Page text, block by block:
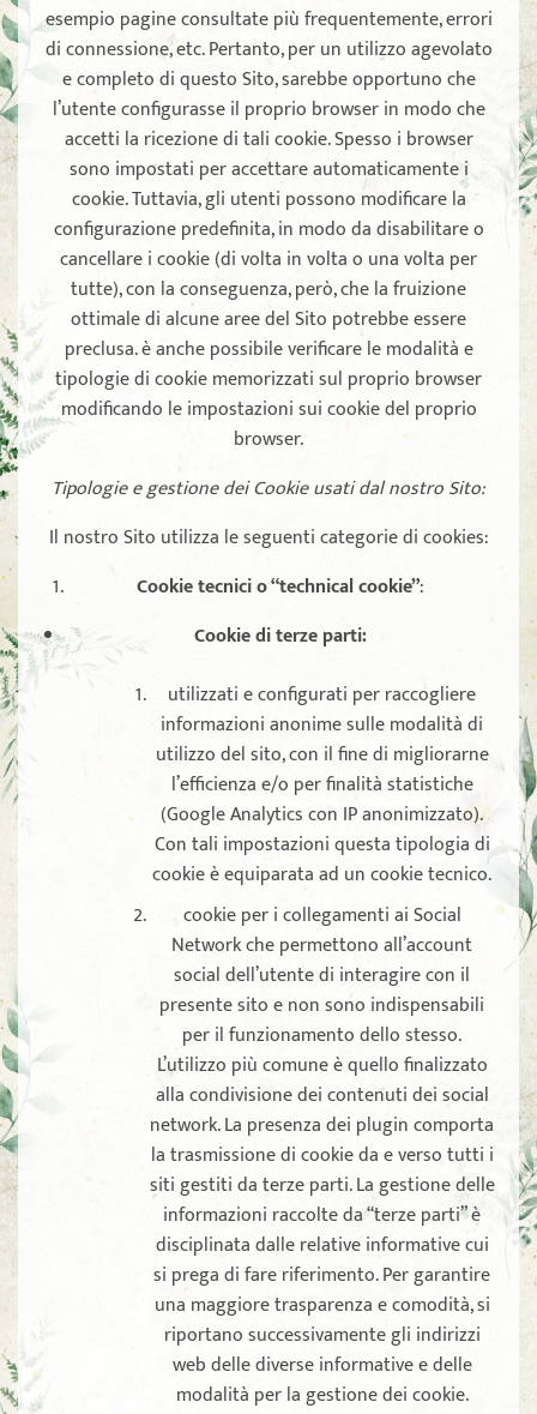
esempio pagine consultate più frequentemente, errori
di connessione, etc. Pertanto, per un utilizzo agevolato
e completo di questo Sito, sarebbe opportuno che
l’utente configurasse il proprio browser in modo che
accetti la ricezione di tali cookie. Spesso i browser
sono impostati per accettare automaticamente i
cookie. Tuttavia, gli utenti possono modificare la
configurazione predefinita, in modo da disabilitare o
cancellare i cookie (di volta in volta o una volta per
tutte), con la conseguenza, però, che la fruizione
ottimale di alcune aree del Sito potrebbe essere
preclusa. è anche possibile verificare le modalità e
tipologie di cookie memorizzati sul proprio browser
modificando le impostazioni sui cookie del proprio
browser.
Tipologie e gestione dei Cookie usati dal nostro Sito:
Il nostro Sito utilizza le seguenti categorie di cookies:
Cookie tecnici o “technical cookie”:
Cookie di terze parti:
utilizzati e configurati per raccogliere
informazioni anonime sulle modalità di
utilizzo del sito, con il fine di migliorarne
l’efficienza e/o per finalità statistiche
(Google Analytics con IP anonimizzato).
Con tali impostazioni questa tipologia di
cookie è equiparata ad un cookie tecnico.
cookie per i collegamenti ai Social
Network che permettono all’account
social dell’utente di interagire con il
presente sito e non sono indispensabili
per il funzionamento dello stesso.
L’utilizzo più comune è quello finalizzato
alla condivisione dei contenuti dei social
network. La presenza dei plugin comporta
la trasmissione di cookie da e verso tutti i
siti gestiti da terze parti. La gestione delle
informazioni raccolte da “terze parti” è
disciplinata dalle relative informative cui
si prega di fare riferimento. Per garantire
una maggiore trasparenza e comodità, si
riportano successivamente gli indirizzi
web delle diverse informative e delle
modalità per la gestione dei cookie.